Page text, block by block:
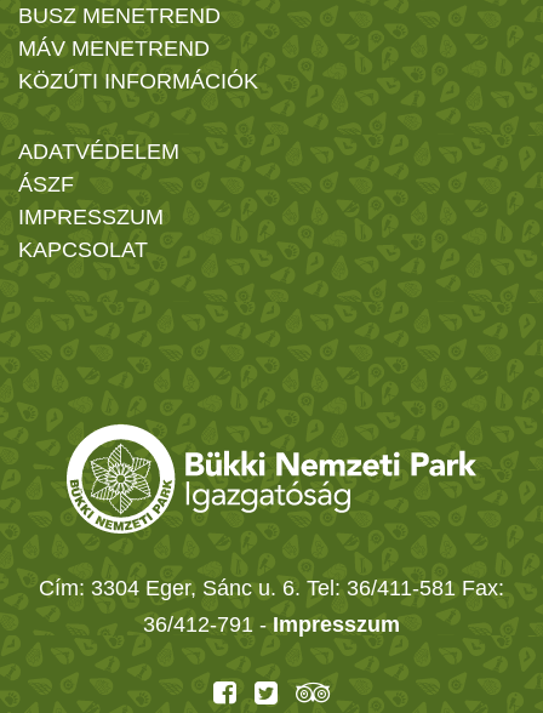
BUSZ MENETREND
MÁV MENETREND
KÖZÚTI INFORMÁCIÓK
ADATVÉDELEM
ÁSZF
IMPRESSZUM
KAPCSOLAT
Cím: 3304 Eger, Sánc u. 6. Tel: 36/411-581 Fax:
36/412-791 - Impresszum